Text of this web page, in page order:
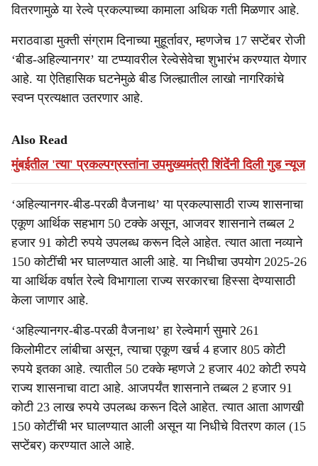
वितरणामुळे या रेल्वे प्रकल्पाच्या कामाला अधिक गती मिळणार आहे.
मराठवाडा मुक्ती संग्राम दिनाच्या मुहूर्तावर, म्हणजेच 17 सप्टेंबर रोजी
‘बीड-अहिल्यानगर’ या टप्प्यावरील रेल्वेसेवेचा शुभारंभ करण्यात येणार
आहे. या ऐतिहासिक घटनेमुळे बीड जिल्ह्यातील लाखो नागरिकांचे
स्वप्न प्रत्यक्षात उतरणार आहे.
Also Read
मुंबईतील 'त्या' प्रकल्पग्रस्तांना उपमुख्यमंत्री शिंदेंनी दिली गुड न्यूज
‘अहिल्यानगर-बीड-परळी वैजनाथ’ या प्रकल्पासाठी राज्य शासनाचा
एकूण आर्थिक सहभाग 50 टक्के असून, आजवर शासनाने तब्बल 2
हजार 91 कोटी रुपये उपलब्ध करून दिले आहेत. त्यात आता नव्याने
150 कोटींची भर घालण्यात आली आहे. या निधीचा उपयोग 2025-26
या आर्थिक वर्षात रेल्वे विभागाला राज्य सरकारचा हिस्सा देण्यासाठी
केला जाणार आहे.
‘अहिल्यानगर-बीड-परळी वैजनाथ’ हा रेल्वेमार्ग सुमारे 261
किलोमीटर लांबीचा असून, त्याचा एकूण खर्च 4 हजार 805 कोटी
रुपये इतका आहे. त्यातील 50 टक्के म्हणजे 2 हजार 402 कोटी रुपये
राज्य शासनाचा वाटा आहे. आजपर्यंत शासनाने तब्बल 2 हजार 91
कोटी 23 लाख रुपये उपलब्ध करून दिले आहेत. त्यात आता आणखी
150 कोटींची भर घालण्यात आली असून या निधीचे वितरण काल (15
सप्टेंबर) करण्यात आले आहे.